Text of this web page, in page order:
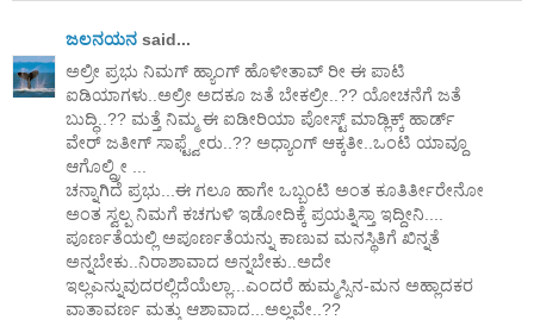
ಜಲನಯನ said...
ಅಲ್ರೀ ಪ್ರಭು ನಿಮಗ್ ಹ್ಯಾಂಗ್ ಹೊಳೀತಾವ್ ರೀ ಈ ಪಾಟಿ
ಐಡಿಯಾಗಳು..ಅಲ್ರೀ ಅದಕೂ ಜತೆ ಬೇಕಲ್ರೀ..?? ಯೋಚನೆಗೆ ಜತೆ
ಬುದ್ಧಿ..?? ಮತ್ತೆ ನಿಮ್ಮ ಈ ಐಡೀರಿಯಾ ಪೋಸ್ಟ್ ಮಾಡ್ಲಿಕ್ಕ್ ಹಾರ್ಡ್
ವೇರ್ ಜತೀಗ್ ಸಾಫ್ಟ್ವೇರು..?? ಅಧ್ಯಾಂಗ್ ಆಕ್ಕತೀ..ಒಂಟಿ ಯಾವ್ದೂ
ಆಗೊಲ್ದ್ರೀ ...
ಚನ್ನಾಗಿದೆ ಪ್ರಭು...ಈ ಗಲೂ ಹಾಗೇ ಒಬ್ಬಂಟಿ ಅಂತ ಕೂತಿರ್ತೀರೇನೋ
ಅಂತ ಸ್ವಲ್ಪ ನಿಮಗೆ ಕಚಗುಳಿ ಇಡೋದಿಕ್ಕೆ ಪ್ರಯತ್ನಿಸ್ತಾ ಇದ್ದೀನಿ....
ಪೂರ್ಣತೆಯಲ್ಲಿ ಅಪೂರ್ಣತೆಯನ್ನು ಕಾಣುವ ಮನಸ್ಥಿತಿಗೆ ಖಿನ್ನತೆ
ಅನ್ನಬೇಕು..ನಿರಾಶಾವಾದ ಅನ್ನಬೇಕು..ಅದೇ
ಇಲ್ಲಎನ್ನುವುದರಲ್ಲಿದೆಯೆಲ್ಲಾ...ಎಂದರೆ ಹುಮ್ಮಸ್ಸಿನ-ಮನ ಅಹ್ಲಾದಕರ
ವಾತಾವರ್ಣ ಮತ್ತು ಆಶಾವಾದ...ಅಲ್ಲವೇ..??